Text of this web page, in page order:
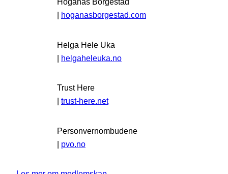
| hoganasborgestad.com
Helga Hele Uka
| helgaheleuka.no
Trust Here
| trust-here.net
Personvernombudene
| pvo.no